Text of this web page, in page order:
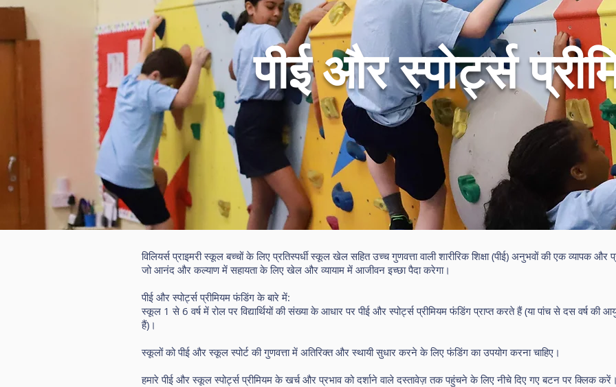
पीई और स्पोर्ट्स
विलियर्स प्राइमरी स्कूल बच्चों के लिए प्रतिस्पर्धी स्कूल खेल सहित उच्च गुणवत्ता वाली शारीरिक शिक्षा (पीई) अनुभवों की एक व्यापक
जो आनंद और कल्याण में सहायता के लिए खेल और व्यायाम में आजीवन इच्छा पैदा करेगा।
पीई और स्पोर्ट्स प्रीमियम फंडिंग के बारे में:
स्कूल 1 से 6 वर्ष में रोल पर विद्यार्थियों की संख्या के आधार पर पीई और स्पोर्ट्स प्रीमियम फंडिंग प्राप्त करते हैं (या पांच से दस वर्ष की
हैं)।
स्कूलों को पीई और स्कूल स्पोर्ट की गुणवत्ता में अतिरिक्त और स्थायी सुधार करने के लिए फंडिंग का उपयोग करना चाहिए।
हमारे पीई और स्कूल स्पोर्ट्स प्रीमियम के खर्च और प्रभाव को दर्शाने वाले दस्तावेज़ तक पहुंचने के लिए नीचे दिए गए बटन पर क्लिक